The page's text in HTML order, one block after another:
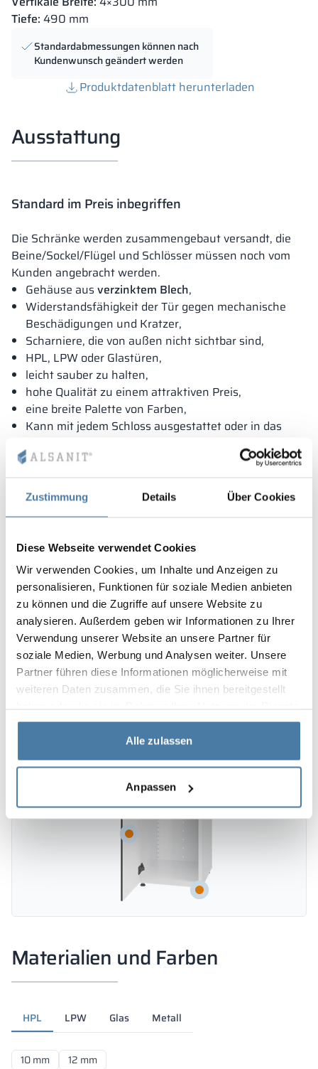
Zustimmung Details Über Cookies
Diese Webseite verwendet Cookies
Wir verwenden Cookies, um Inhalte und Anzeigen zu
personalisieren, Funktionen für soziale Medien anbieten
zu können und die Zugriffe auf unsere Website zu
analysieren. Außerdem geben wir Informationen zu Ihrer
Verwendung unserer Website an unsere Partner für
soziale Medien, Werbung und Analysen weiter. Unsere
Partner führen diese Informationen möglicherweise mit
weiteren Daten zusammen, die Sie ihnen bereitgestellt
gesammelt haben.
Alle zulassen
Anpassen
Tiefe: 490 mm
Standardabmessungen können nach
Kundenwunsch geändert werden
Produktdatenblatt herunterladen
Ausstattung
Standard im Preis inbegriffen
Die Schränke werden zusammengebaut versandt, die
Beine/Sockel/Flügel und Schlösser müssen noch vom
Kunden angebracht werden.
Gehäuse aus verzinktem Blech,
Widerstandsfähigkeit der Tür gegen mechanische
Beschädigungen und Kratzer,
Scharniere, die von außen nicht sichtbar sind,
HPL, LPW oder Glastüren,
leicht sauber zu halten,
hohe Qualität zu einem attraktiven Preis,
eine breite Palette von Farben,
Kann mit jedem Schloss ausgestattet oder in das
Der MODULARE AUFBAU
DER BOX ermöglicht es, auch
die Schränke zu modifizieren.
Lösung zum Schutz beim Patentamt angemeldet.
Materialien und Farben
HPL LPW Glas Metall
10 mm 12 mm